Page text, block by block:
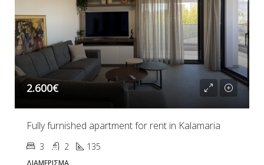
2.600€
Fully furnished apartment for rent in Kalamaria
3 2 135
ΔΙΑΜΈΡΙΣΜΑ